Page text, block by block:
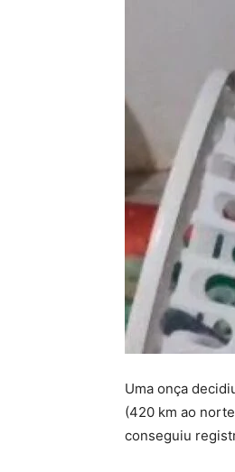
Uma onça
(420 km ao
conseguiu